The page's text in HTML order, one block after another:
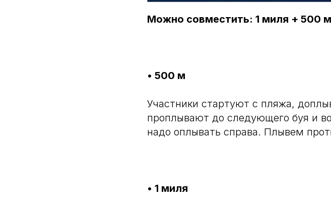
Можно совместить: 1 миля + 500 м
• 500 м
Участники стартуют с пляжа,
проплывают до следующего буя и
надо оплывать справа. Плывем
• 1 миля